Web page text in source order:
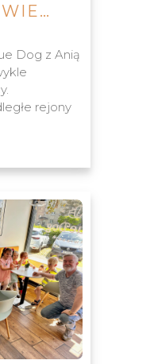
Dog z Anią
rejony